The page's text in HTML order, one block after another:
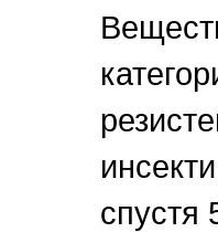
спустя